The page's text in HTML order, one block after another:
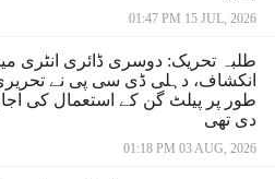
01:47 PM 15 JUL, 2026
طلبہ تحریک: دوسری ڈائری انٹری
انکشاف، دہلی ڈی سی پی نے
طور پر پیلٹ گن کے استعمال کی
دی تھی
01:18 PM 03 AUG, 2026